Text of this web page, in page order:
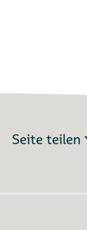
Seite teilen